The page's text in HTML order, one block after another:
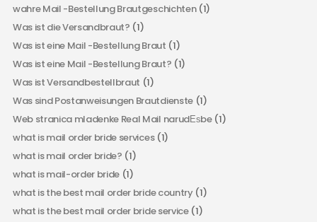
wahre Mail -Bestellung Brautgeschichten(1)
Was ist die Versandbraut? (1)
Was ist eine Mail -Bestellung Braut (1)
Was ist eine Mail -Bestellung Braut? (1)
Was ist Versandbestellbraut (1)
Was sind Postanweisungen Brautdienste(1)
Web stranica mladenke Real Mail narudЕѕbe(1)
what is mail order bride services(1)
what is mail order bride? (1)
what is mail-order bride (1)
what is the best mail order bride country(1)
what is the best mail order bride service(1)